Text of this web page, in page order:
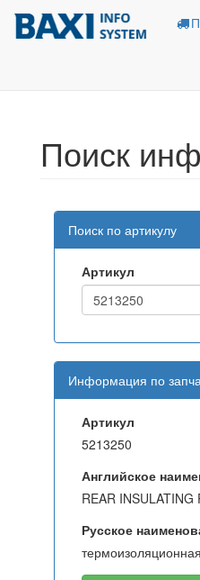
Поиск
Поиск по артикулу
Артикул
Информация по
Артикул
5213250
Английское
REAR INSULATING
Русское